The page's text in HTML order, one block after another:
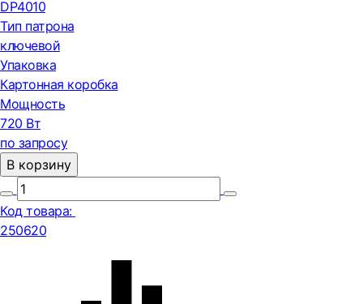
DP4010
Тип патрона
ключевой
Упаковка
Картонная коробка
Мощность
720 Вт
по запросу
В корзину
Код товара:
250620